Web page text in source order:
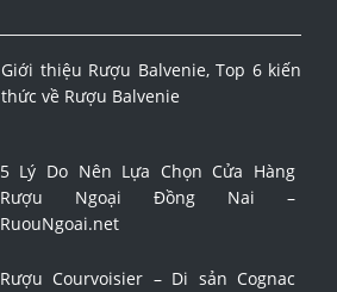
Giới thiệu Rượu Balvenie, Top 6 kiến
thức về Rượu Balvenie
5 Lý Do Nên Lựa Chọn Cửa Hàng
Rượu Ngoại Đồng Nai –
RuouNgoai.net
Rượu Courvoisier – Di sản Cognac